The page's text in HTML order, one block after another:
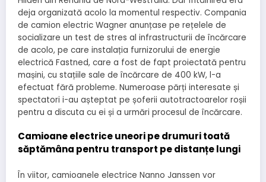
deja organizată acolo la momentul respectiv. Compania
de camion electric Wagner anunțase pe rețelele de
socializare un test de stres al infrastructurii de încărcare
de acolo, pe care instalația furnizorului de energie
electrică Fastned, care a fost de fapt proiectată pentru
mașini, cu stațiile sale de încărcare de 400 kW, l-a
efectuat fără probleme. Numeroase părți interesate și
spectatori i-au așteptat pe șoferii autotractoarelor roșii
pentru a discuta cu ei și a urmări procesul de încărcare.
Camioane electrice uneori pe drumuri toată
săptămâna pentru transport pe distanțe lungi
În viitor, camioanele electrice Nanno Janssen vor